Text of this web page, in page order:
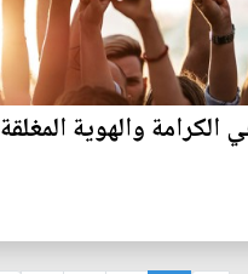
الكرامة والهوية المغلقة